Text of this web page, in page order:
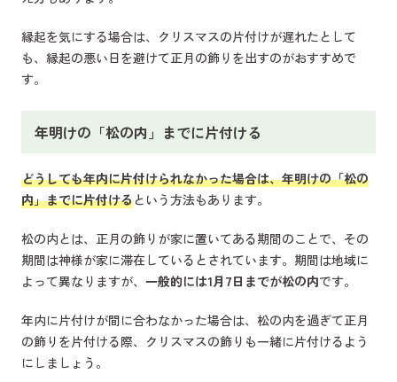
縁起を気にする場合は、クリスマスの片付けが遅れたとして
も、縁起の悪い日を避けて正月の飾りを出すのがおすすめで
す。
年明けの「松の内」までに片付ける
どうしても年内に片付けられなかった場合は、年明けの「松の
内」までに片付けるという方法もあります。
松の内とは、正月の飾りが家に置いてある期間のことで、その
期間は神様が家に滞在しているとされています。期間は地域に
よって異なりますが、 一般的には1月7日までが松の内です。
年内に片付けが間に合わなかった場合は、松の内を過ぎて正月
の飾りを片付ける際、クリスマスの飾りも一緒に片付けるよう
にしましょう。